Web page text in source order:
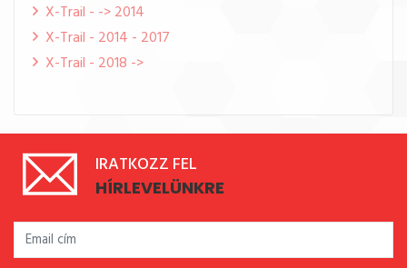
X-Trail - -> 2014
X-Trail - 2014 - 2017
X-Trail - 2018 ->
IRATKOZZ FEL
HÍRLEVELÜNKRE